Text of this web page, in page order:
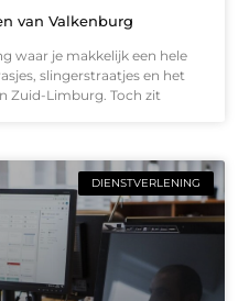
van Valkenburg
waar je makkelijk een hele
slingerstraatjes en het
Zuid-Limburg. Toch zit
DIENSTVERLENING